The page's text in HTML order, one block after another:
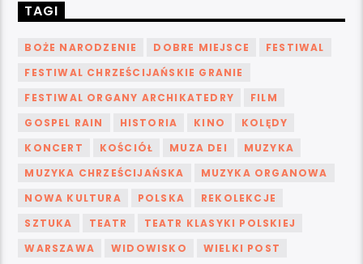
TAGI
BOŻE NARODZENIE DOBRE MIEJSCE
FESTIWAL
FESTIWAL CHRZEŚCIJAŃSKIE GRANIE
FESTIWAL ORGANY ARCHIKATEDRY
FILM
GOSPEL RAIN
HISTORIA KINO
KOLĘDY
KONCERT
KOŚCIÓŁ MUZA DEI
MUZYKA
MUZYKA CHRZEŚCIJAŃSKA
MUZYKA ORGANOWA
NOWA KULTURA
POLSKA
REKOLEKCJE
SZTUKA
TEATR
TEATR KLASYKI POLSKIEJ
WARSZAWA
WIDOWISKO
WIELKI POST